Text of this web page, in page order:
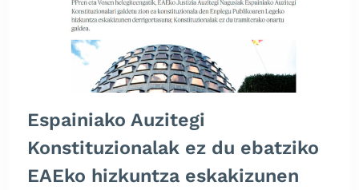
Espainiako Auzitegi
Konstituzionalak ez du ebatziko
EAEko hizkuntza eskakizunen